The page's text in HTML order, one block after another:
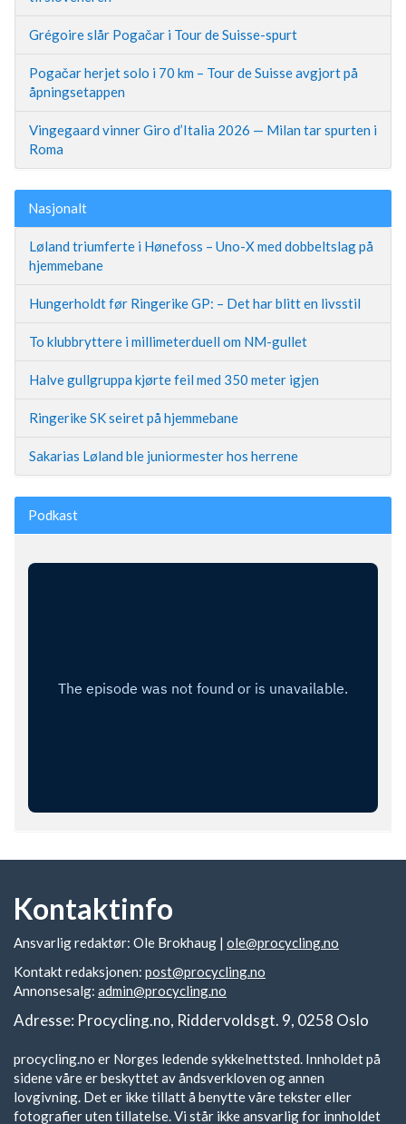
Grégoire slår Pogačar i Tour de Suisse-spurt
Pogačar herjet solo i 70 km – Tour de Suisse avgjort på
åpningsetappen
Vingegaard vinner Giro d’Italia 2026 — Milan tar spurten i
Roma
Nasjonalt
Løland triumferte i Hønefoss – Uno-X med dobbeltslag på
hjemmebane
Hungerholdt før Ringerike GP: – Det har blitt en livsstil
To klubbryttere i millimeterduell om NM-gullet
Halve gullgruppa kjørte feil med 350 meter igjen
Ringerike SK seiret på hjemmebane
Sakarias Løland ble juniormester hos herrene
Podkast
Kontaktinfo
Ansvarlig redaktør: Ole Brokhaug | ole@procycling.no
Kontakt redaksjonen: post@procycling.no
Annonsesalg: admin@procycling.no
Adresse: Procycling.no, Riddervoldsgt. 9, 0258 Oslo
procycling.no er Norges ledende sykkelnettsted. Innholdet på
sidene våre er beskyttet av åndsverkloven og annen
lovgivning. Det er ikke tillatt å benytte våre tekster eller
fotografier uten tillatelse. Vi står ikke ansvarlig for innholdet